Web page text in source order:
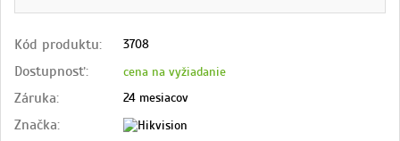
Kód produktu: 3708
Dostupnosť: cena na vyžiadanie
Záruka: 24 mesiacov
Značka: